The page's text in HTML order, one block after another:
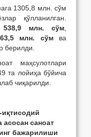
1305,8 млн. сўм
қўлланилган.
538,9 млн. сўм
млн. сўмва
берилди.
маҳсулотлари
та лойиҳа бўйича
чиқарилди.
саноат
бажарилиши